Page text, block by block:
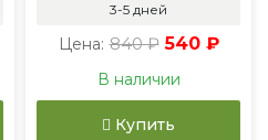
3-5 дней
Цена: 840 ₽ 540 ₽
В наличии
Купить